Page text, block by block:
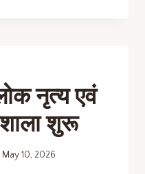
नृत्य एवं
शुरू
May 10, 2026